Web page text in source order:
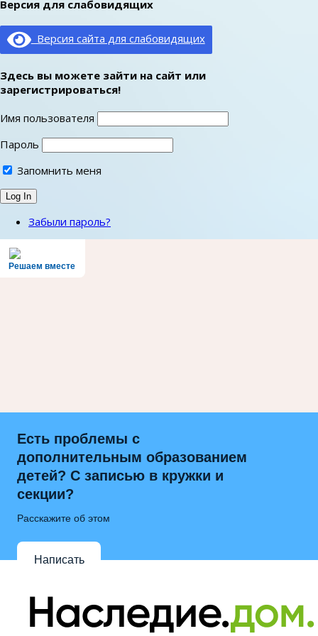
Версия для слабовидящих
Версия сайта для слабовидящих
Здесь вы можете зайти на сайт или
зарегистрироваться!
Имя пользователя
Пароль
Запомнить меня
Забыли пароль?
Решаем вместе
Есть проблемы с
дополнительным образованием
детей? С записью в кружки и
секции?
Расскажите об этом
Написать